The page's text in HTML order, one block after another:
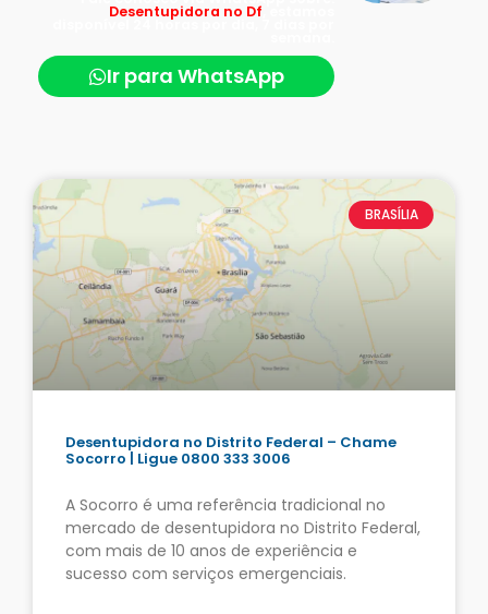
Desentupidora no Df
disponível 24 horas por dia, 7 dias por
Ir para WhatsApp
BRASÍLIA
Desentupidora no Distrito Federal – Chame
Socorro | Ligue 0800 333 3006
A Socorro é uma referência tradicional no
mercado de desentupidora no Distrito Federal,
com mais de 10 anos de experiência e
sucesso com serviços emergenciais.